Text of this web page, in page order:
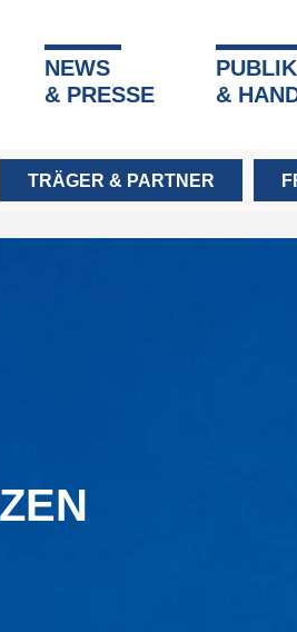
TRÄGER & PARTNER
NEWS
& PRESSE
&